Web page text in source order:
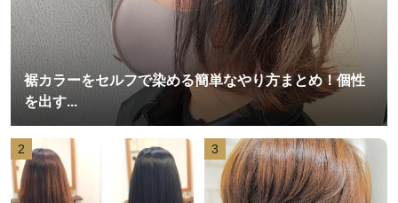
裾カラーをセルフで染める簡単なやり方まとめ！個性
を出す...
2 3